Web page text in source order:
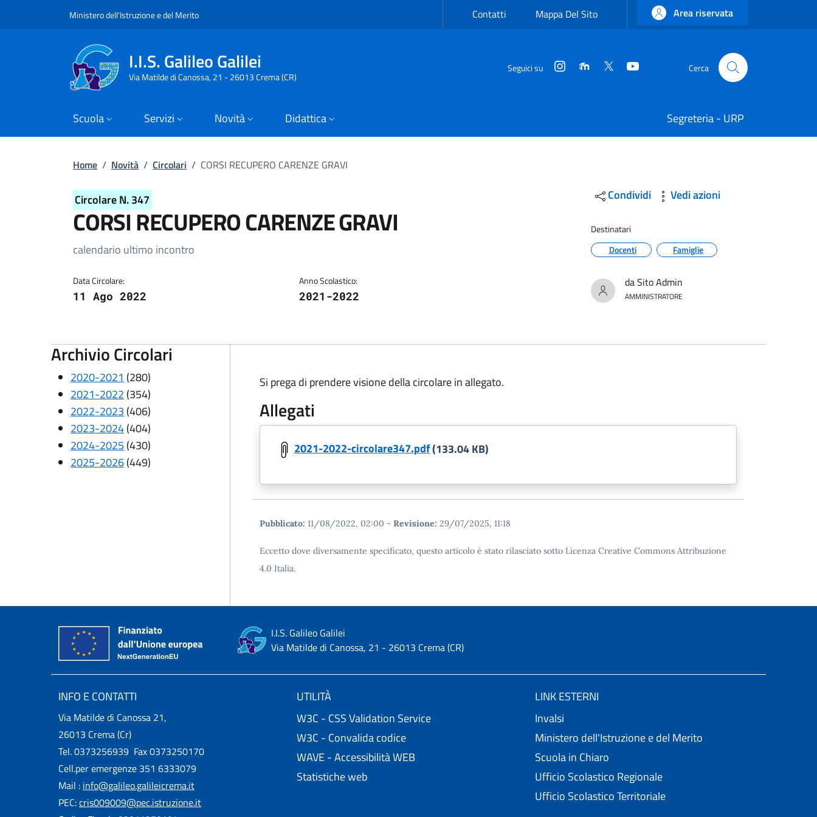
Ministero dell'Istruzione e del MeritoSlim top Contatti Mappa Del Sito Area riservata
I.I.S. Galileo Galilei
Via Matilde di Canossa, 21 - 26013 Crema (CR)
Seguici su Instagram
Moodle Twitter Cerca
Cerca
Scuola Servizi Novità Didattica Segreteria - URP
Briciole di pane
Home / Novità / Circolari / CORSI RECUPERO CARENZE GRAVI
Circolare N. 347
CORSI RECUPERO CARENZE GRAVI
Dettagli della circolare
calendario ultimo incontro
Data Circolare:
11 Ago 2022
Anno Scolastico:
2021-2022
Condividi Vedi azioni
Destinatari
Docenti
Famiglie
da Sito Admin
AMMINISTRATORE
Archivio Circolari
2020-2021 (280)
2021-2022 (354)
2022-2023 (406)
2023-2024(404)
2024-2025 (430)
2025-2026(449)
Si prega di prendere visione della circolare in allegato.
Allegati
2021-2022-circolare347.pdf(133.04 KB)
Pubblicato: 11/08/2022, 02:00 - Revisione: 29/07/2025, 11:18
Eccetto dove diversamente specificato, questo articolo è stato rilasciato sotto Licenza Creative Commons Attribuzione
4.0 Italia.
I.I.S. Galileo Galilei
Via Matilde di Canossa, 21 - 26013 Crema (CR)
INFO E CONTATTI
Via Matilde di Canossa 21,
26013 Crema (Cr)
Tel. 0373256939 Fax 0373250170
Cell.per emergenze 351 6333079
Mail : info@galileo.galileicrema.it
PEC:cris009009@pec.istruzione.it
UTILITÀ
W3C - CSS Validation Service
W3C - Convalida codice
WAVE - Accessibilità WEB
Statistiche web
LINK ESTERNI
Invalsi
Ministero dell'Istruzione e del Merito
Scuola in Chiaro
Ufficio Scolastico Regionale
Ufficio Scolastico Territoriale